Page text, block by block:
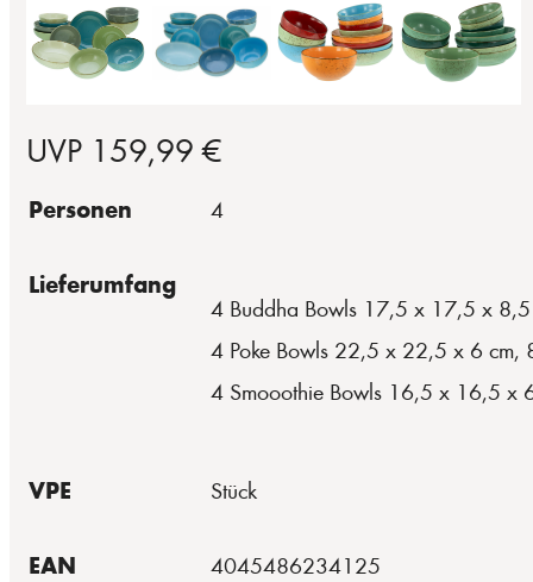
UVP 159,99 €
Personen 4
Lieferumfang
4 Buddha Bowls 17,5 x 17,5 x
4 Poke Bowls 22,5 x 22,5 x 6
4 Smooothie Bowls 16,5 x 16,5 x
VPE Stück
EAN 4045486234125